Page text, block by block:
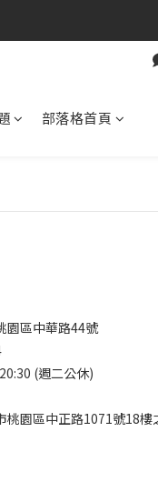
部落格首頁
園區中華路44號
(週二公休)
桃園區中正路1071號18樓